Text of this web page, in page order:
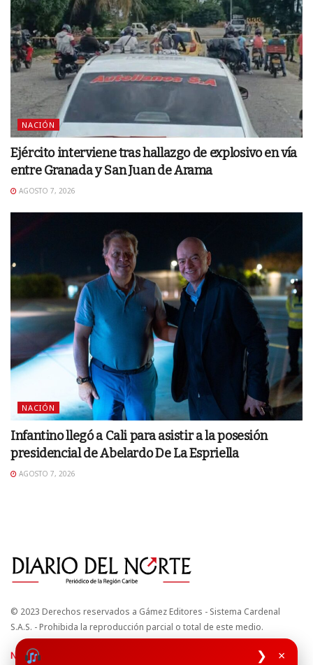
❯ ×
NACIÓN
Ejército interviene tras hallazgo de explosivo en vía
entre Granada y San Juan de Arama
AGOSTO 7, 2026
NACIÓN
Infantino llegó a Cali para asistir a la posesión
presidencial de Abelardo De La Espriella
AGOSTO 7, 2026
© 2023 Derechos reservados a Gámez Editores - Sistema Cardenal
S.A.S. - Prohibida la reproducción parcial o total de este medio.
Nuestros sitios